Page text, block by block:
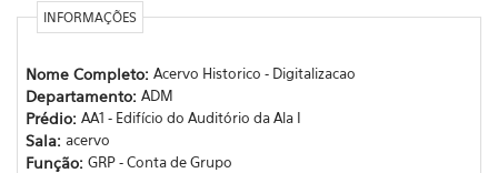
INFORMAÇÕES
Nome Completo: Acervo Historico - Digitalizacao
Departamento: ADM
Prédio: AA1 - Edifício do Auditório da Ala I
Sala: acervo
Função: GRP - Conta de Grupo